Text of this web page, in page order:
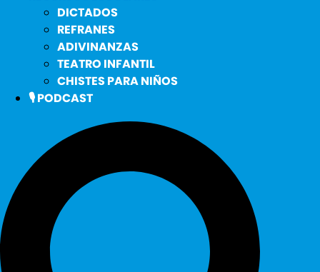
DICTADOS
REFRANES
ADIVINANZAS
TEATRO INFANTIL
CHISTES PARA NIÑOS
🎙️ PODCAST